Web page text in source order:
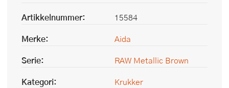
Artikkelnummer:
15584
Merke:
Aida
Serie:
RAW Metallic Brown
Kategori:
Krukker